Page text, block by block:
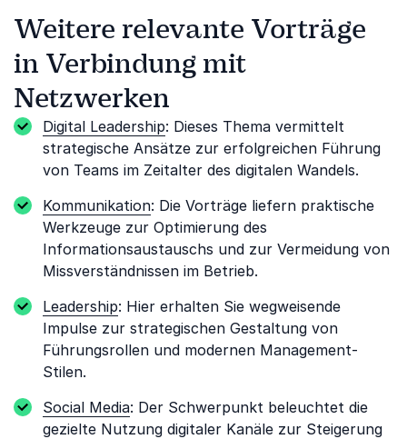
Weitere relevante Vorträge
in Verbindung mit
Netzwerken
Digital Leadership: Dieses Thema vermittelt
strategische Ansätze zur erfolgreichen Führung
von Teams im Zeitalter des digitalen Wandels.
Kommunikation: Die Vorträge liefern praktische
Werkzeuge zur Optimierung des
Informationsaustauschs und zur Vermeidung von
Missverständnissen im Betrieb.
Leadership: Hier erhalten Sie wegweisende
Impulse zur strategischen Gestaltung von
Führungsrollen und modernen Management-
Stilen.
Social Media: Der Schwerpunkt beleuchtet die
gezielte Nutzung digitaler Kanäle zur Steigerung